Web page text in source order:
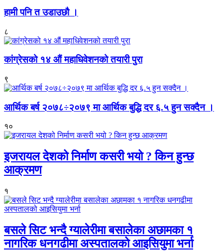
हामी पनि त उडाउछौ ।
८
कांग्रेसको १४ औं महाधिवेशनको तयारी पुरा
९
आर्थिक बर्ष २०७८÷२०७९ मा आर्थिक बुद्धि दर ६.५ हुन सक्दैन ।
१०
इजरायल देशको निर्माण कसरी भयो ? किन हुन्छ
आक्रमण
१
बसले सिट भन्दै ग्यालेरीमा बसालेका अछामका १
नागरिक धनगढीमा अस्पतालको आइसियुमा भर्ना